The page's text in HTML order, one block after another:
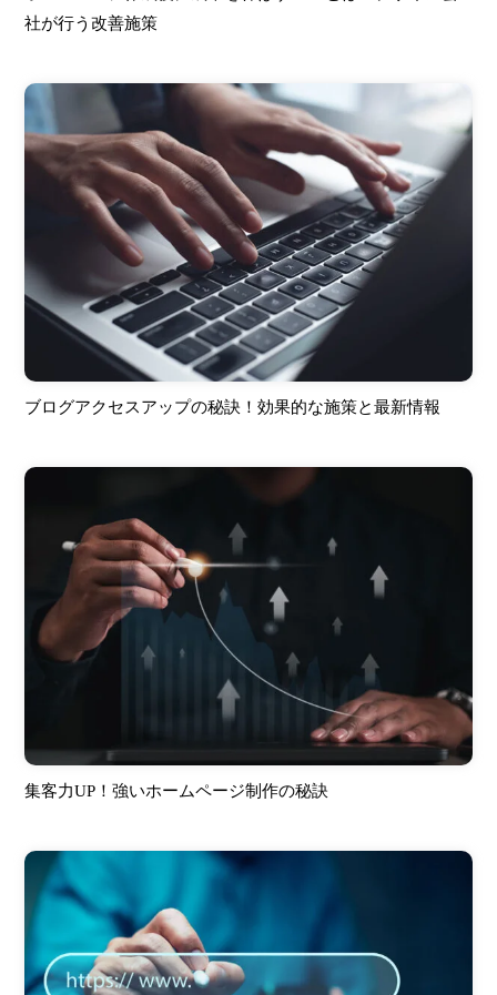
社が行う改善施策
ブログアクセスアップの秘訣！効果的な施策と最新情報
集客力UP！強いホームページ制作の秘訣